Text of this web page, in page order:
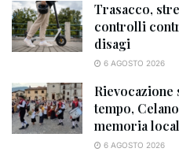
Trasacco,
controlli
disagi
6 AGOSTO 2026
tempo,
memoria
6 AGOSTO 2026